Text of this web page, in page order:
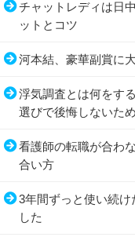
チャットレディは日
ットとコツ
河本結、豪華副賞に
浮気調査とは何をす
選びで後悔しないた
看護師の転職が合わ
合い方
3年間ずっと使い続
した